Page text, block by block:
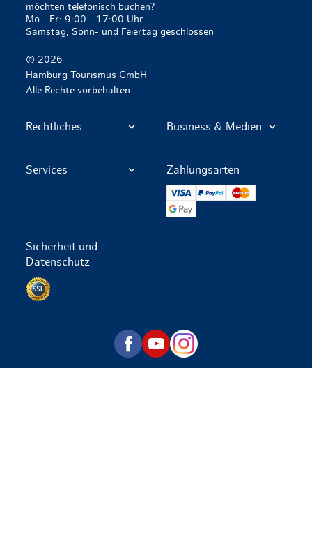
möchten telefonisch buchen?
Mo - Fr: 9:00 - 17:00 Uhr
Samstag, Sonn- und Feiertag geschlossen
© 2026
Hamburg Tourismus GmbH
Alle Rechte vorbehalten
Rechtliches Business & Medien
Services Zahlungsarten
VISA PayPal
Sicherheit und
Datenschutz